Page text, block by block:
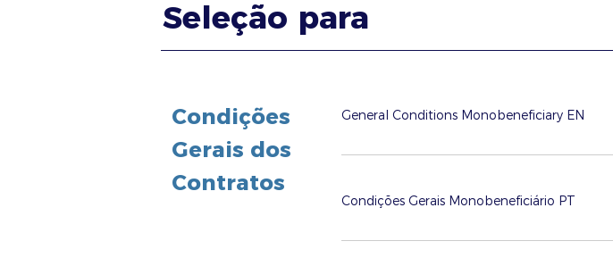
Seleção para
Condições
Gerais dos
Contratos
General Conditions Monobeneficiary EN
Condições Gerais Monobeneficiário PT